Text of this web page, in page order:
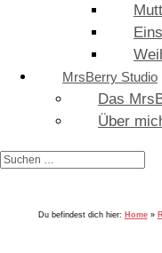
MrsBerry Studio
Das
Über
Du befindest dich hier: Home»